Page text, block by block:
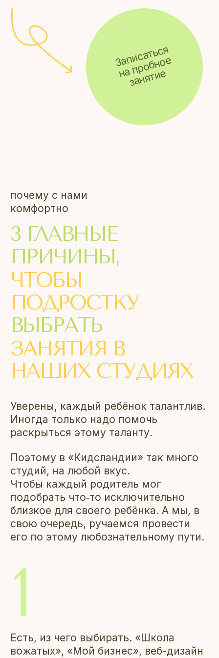
ЧТОБЫ
ПОДРОСТКУ
ВЫБРАТЬ
ЗАНЯТИЯ В
НАШИХ СТУДИЯХ
Уверены, каждый ребёнок талантлив.
Иногда только надо помочь
его по этому любознательному пути.
А ещё мы — самый большой
образовательный детский
центр в Московском районе.
1
Есть, из чего выбирать. «Школа
вожатых», «Мой бизнес», веб-дизайн
и дизайн одежды и прочие
интересности.
2
Подробная обратная связь
по прогрессу. Отдельные групповые
чаты с педагогами в WhatsApp.
3
и абонементы. А также возможность
оплаты материнским капиталом
и получение налогового вычета.